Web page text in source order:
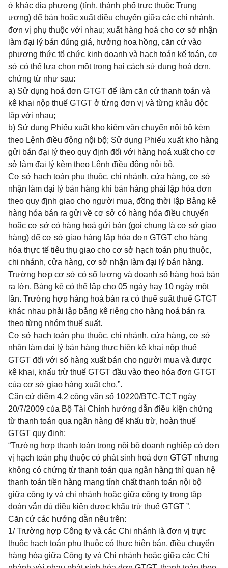
ở khác địa phương (tỉnh, thành phố trực thuộc Trung
ương) để bán hoặc xuất điều chuyển giữa các chi nhánh,
đơn vị phụ thuộc với nhau; xuất hàng hoá cho cơ sở nhận
làm đại lý bán đúng giá, hưởng hoa hồng, căn cứ vào
phương thức tổ chức kinh doanh và hạch toán kế toán, cơ
sở có thể lựa chọn một trong hai cách sử dụng hoá đơn,
chứng từ như sau:
a) Sử dụng hoá đơn GTGT để làm căn cứ thanh toán và
kê khai nộp thuế GTGT ở từng đơn vị và từng khâu độc
lập với nhau;
b) Sử dụng Phiếu xuất kho kiêm vận chuyển nội bộ kèm
theo Lệnh điều động nội bộ; Sử dụng Phiếu xuất kho hàng
gửi bán đại lý theo quy định đối với hàng hoá xuất cho cơ
sở làm đại lý kèm theo Lệnh điều động nội bộ.
Cơ sở hạch toán phụ thuộc, chi nhánh, cửa hàng, cơ sở
nhận làm đại lý bán hàng khi bán hàng phải lập hóa đơn
theo quy định giao cho người mua, đồng thời lập Bảng kê
hàng hóa bán ra gửi về cơ sở có hàng hóa điều chuyển
hoặc cơ sở có hàng hoá gửi bán (gọi chung là cơ sở giao
hàng) để cơ sở giao hàng lập hóa đơn GTGT cho hàng
hóa thực tế tiêu thụ giao cho cơ sở hạch toán phụ thuộc,
chi nhánh, cửa hàng, cơ sở nhận làm đại lý bán hàng.
Trường hợp cơ sở có số lượng và doanh số hàng hoá bán
ra lớn, Bảng kê có thể lập cho 05 ngày hay 10 ngày một
lần. Trường hợp hàng hoá bán ra có thuế suất thuế GTGT
khác nhau phải lập bảng kê riêng cho hàng hoá bán ra
theo từng nhóm thuế suất.
Cơ sở hạch toán phụ thuộc, chi nhánh, cửa hàng, cơ sở
nhận làm đại lý bán hàng thực hiện kê khai nộp thuế
GTGT đối với số hàng xuất bán cho người mua và được
kê khai, khấu trừ thuế GTGT đầu vào theo hóa đơn GTGT
của cơ sở giao hàng xuất cho.”.
Căn cứ điểm 4.2 công văn số 10220/BTC-TCT ngày
20/7/2009 của Bộ Tài Chính hướng dẫn điều kiện chứng
từ thanh toán qua ngân hàng để khấu trừ, hoàn thuế
GTGT quy định:
“Trường hợp thanh toán trong nội bộ doanh nghiệp có đơn
vị hạch toán phụ thuộc có phát sinh hoá đơn GTGT nhưng
không có chứng từ thanh toán qua ngân hàng thì quan hệ
thanh toán tiền hàng mang tính chất thanh toán nội bộ
giữa công ty và chi nhánh hoặc giữa công ty trong tập
đoàn vẫn đủ điều kiện được khấu trừ thuế GTGT ”.
Căn cứ các hướng dẫn nêu trên:
1/ Trường hợp Công ty và các Chi nhánh là đơn vị trực
thuộc hạch toán phụ thuộc có thực hiện bán, điều chuyển
hàng hóa giữa Công ty và Chi nhánh hoặc giữa các Chi